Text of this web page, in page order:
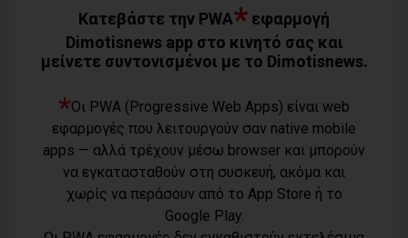
Όροι χρήσης
Πολιτική
απορρήτου -
Ταυτότητα
Τηλέφωνο
επικοινωνίας
6977232183
Κατεβάστε την PWA* εφαρμογή
Dimotisnews app στο κινητό σας και
μείνετε συντονισμένοι με το Dimotisnews.
*Οι PWA (Progressive Web Apps) είναι web
εφαρμογές που λειτουργούν σαν native mobile
apps — αλλά τρέχουν μέσω browser και μπορούν
να εγκατασταθούν στη συσκευή, ακόμα και
χωρίς να περάσουν από το App Store ή το
Google Play.